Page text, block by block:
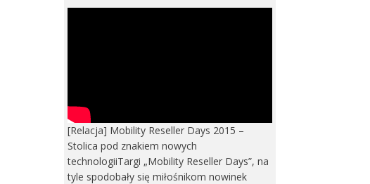
[Relacja] Mobility Reseller Days 2015 –
Stolica pod znakiem nowych
technologiiTargi „Mobility Reseller Days”, na
tyle spodobały się miłośnikom nowinek